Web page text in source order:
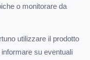
o monitorare da
utilizzare il prodotto
su eventuali